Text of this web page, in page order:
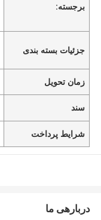
برجسته:
جزئیات بسته بندی
زمان تحویل
سند
شرایط پرداخت
دربارهی ما